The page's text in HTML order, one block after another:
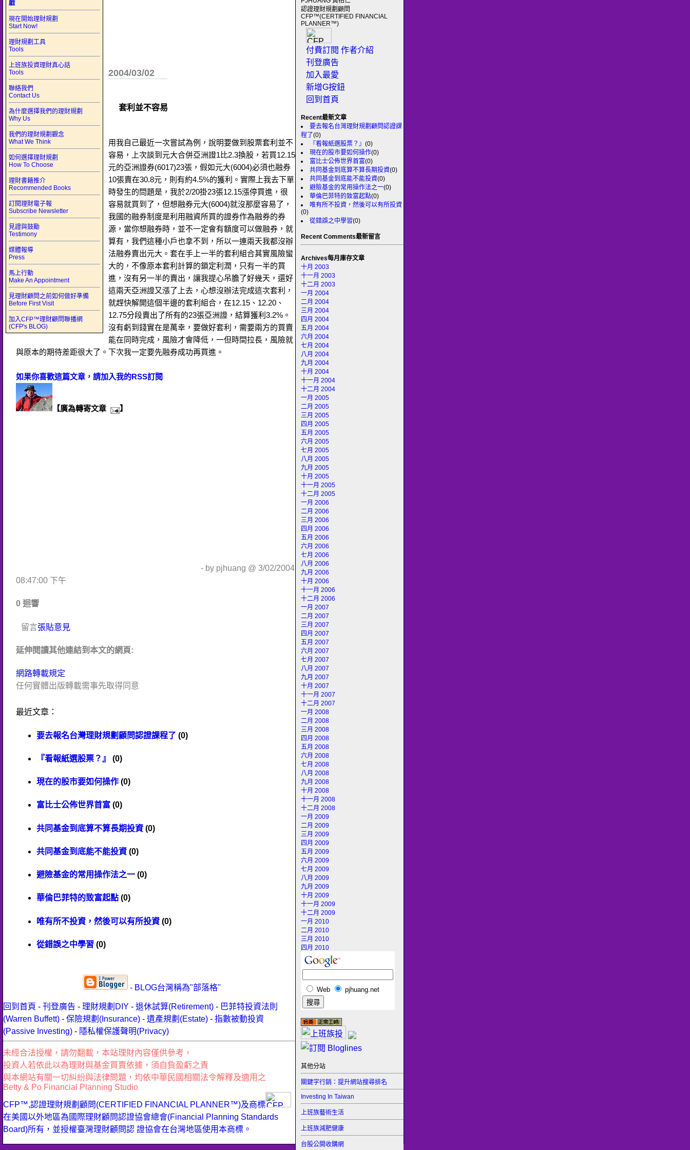
認證理財規劃顧問
CFP™(CERTIFIED FINANCIAL
PLANNER™)
付費訂閱 作者介紹
刊登廣告
加入最愛
新增G按鈕
回到首頁
Recent最新文章
要去報名台灣理財規劃顧問認證課
程了(0)
『看報紙選股票？』 (0)
現在的股市要如何操作(0)
富比士公佈世界首富(0)
共同基金到底算不算長期投資(0)
共同基金到底能不能投資(0)
避險基金的常用操作法之一(0)
華倫巴菲特的致富起點(0)
唯有所不投資，然後可以有所投資
(0)
從錯誤之中學習(0)
Recent Comments最新留言
Archives每月庫存文章
十月 2003
十一月 2003
十二月 2003
一月 2004
二月 2004
三月 2004
四月 2004
五月 2004
六月 2004
七月 2004
八月 2004
九月 2004
十月 2004
十一月 2004
十二月 2004
一月 2005
二月 2005
三月 2005
四月 2005
五月 2005
六月 2005
七月 2005
八月 2005
九月 2005
十月 2005
十一月 2005
十二月 2005
一月 2006
二月 2006
三月 2006
四月 2006
五月 2006
六月 2006
七月 2006
八月 2006
九月 2006
十月 2006
十一月 2006
十二月 2006
一月 2007
二月 2007
三月 2007
四月 2007
五月 2007
六月 2007
七月 2007
八月 2007
九月 2007
十月 2007
十一月 2007
十二月 2007
一月 2008
二月 2008
三月 2008
四月 2008
五月 2008
六月 2008
七月 2008
八月 2008
九月 2008
十月 2008
十一月 2008
十二月 2008
一月 2009
二月 2009
三月 2009
四月 2009
五月 2009
六月 2009
七月 2009
八月 2009
九月 2009
十月 2009
十一月 2009
十二月 2009
一月 2010
二月 2010
三月 2010
四月 2010
Web pjhuang.net
其他分站
關鍵字行銷：提升網站搜尋排名
Investing In Taiwan
上班族藝術生活
上班族減肥健康
台股公開收購網
戲
現在開始理財規劃
Start Now!
理財規劃工具
Tools
上班族投資理財真心話
Tools
聯絡我們
Contact Us
為什麼選擇我們的理財規劃
Why Us
我們的理財規劃觀念
What We Think
如何選擇理財規劃
How To Choose
理財書籍推介
Recommended Books
訂閱理財電子報
Subscribe Newsletter
見證與鼓勵
Testimony
媒體報導
Press
馬上行動
Make An Appointment
見理財顧問之前如何做好準備
Before First Visit
加入CFP™理財顧問聯播網
(CFP's BLOG)
2004/03/02
套利並不容易
用我自己最近一次嘗試為例，說明要做到股票套利並不
容易，上次談到元大合併亞洲證1比2.3換股，若買12.15
元的亞洲證券(6017)23張，假如元大(6004)必須也融券
10張賣在30.8元，則有約4.5%的獲利。實際上我去下單
時發生的問題是，我於2/20掛23張12.15漲停買進，很
容易就買到了，但想融券元大(6004)就沒那麼容易了，
我國的融券制度是利用融資所買的證券作為融券的券
源，當你想融券時，並不一定會有額度可以做融券，就
算有，我們這種小戶也拿不到，所以一連兩天我都沒辦
法融券賣出元大。套在手上一半的套利組合其實風險蠻
大的，不像原本套利計算的鎖定利潤，只有一半的買
進，沒有另一半的賣出，讓我提心吊膽了好幾天，還好
這兩天亞洲證又漲了上去，心想沒辦法完成這次套利，
就趕快解開這個半邊的套利組合，在12.15、12.20、
12.75分段賣出了所有的23張亞洲證，結算獲利3.2%。
沒有虧到錢實在是萬幸，要做好套利，需要兩方的買賣
能在同時完成，風險才會降低，一但時間拉長，風險就
與原本的期待差距很大了。下次我一定要先融券成功再買進。
如果你喜歡這篇文章，請加入我的RSS訂閱
【廣為轉寄文章 】
- by pjhuang @ 3/02/2004
08:47:00 下午
0 迴響
留言張貼意見
延伸閱讀其他連結到本文的網頁:
網路轉載規定
任何實體出版轉載需事先取得同意
最近文章：
要去報名台灣理財規劃顧問認證課程了 (0)
『看報紙選股票？』 (0)
現在的股市要如何操作 (0)
富比士公佈世界首富 (0)
共同基金到底算不算長期投資(0)
共同基金到底能不能投資(0)
避險基金的常用操作法之一 (0)
華倫巴菲特的致富起點 (0)
唯有所不投資，然後可以有所投資(0)
從錯誤之中學習 (0)
- BLOG台灣稱為"部落格"
回到首頁 - 刊登廣告 - 理財規劃DIY - 退休試算(Retirement) - 巴菲特投資法則
(Warren Buffett) - 保險規劃(Insurance) - 遺產規劃(Estate) - 指數被動投資
(Passive Investing) - 隱私權保護聲明(Privacy)
未經合法授權，請勿翻載，本站理財內容僅供參考，
投資人若依此以為理財與基金買賣依據，須自負盈虧之責
與本網站有關一切糾紛與法律問題，均依中華民國相關法令解釋及適用之
Betty & Po Financial Planning Studio
CFP™,認證理財規劃顧問(CERTIFIED FINANCIAL PLANNER™)及商標
在美國以外地區為國際理財顧問認證協會總會(Financial Planning Standards
Board)所有，並授權臺灣理財顧問認 證協會在台灣地區使用本商標。